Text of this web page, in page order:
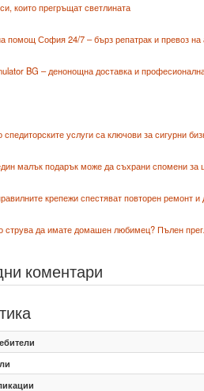
които прегръщат светлината
помощ София 24/7 – бърз репатрак и превоз
BG – денонощна доставка и
услуги са ключови за сигурни
малък подарък може да съхрани спомени за
крепежи спестяват повторен ремонт
струва да имате домашен любимец? Пълен
коментари